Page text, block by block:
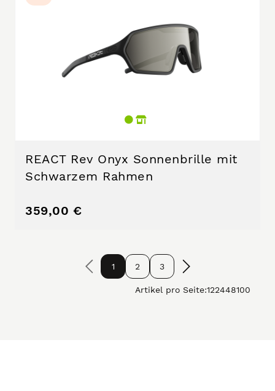
REACT Rev Onyx Sonnenbrille mit
Schwarzem Rahmen
359,00 €
1 2 3
Artikel pro Seite:122448100